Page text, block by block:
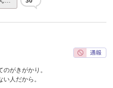
がきがかり。
人だから。